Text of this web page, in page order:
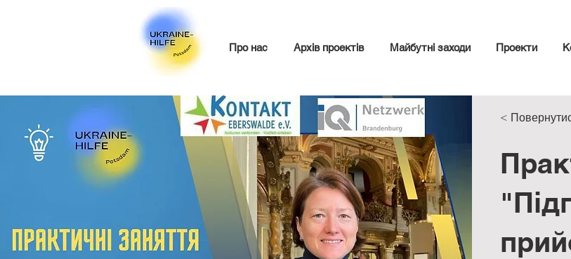
Про нас Архів проектів Майбутні заходи Проекти
<